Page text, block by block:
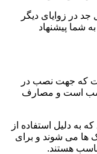
در زوایای دیگر
شما پیشنهاد
که جهت نصب در
است و مصارف
به دلیل استفاده از
ها می شوند و برای
هستند.